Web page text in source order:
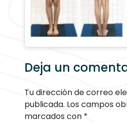
Deja un
Tu dirección de correo
publicada. Los campos
marcados con *